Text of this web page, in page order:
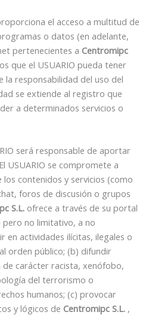
el acceso a multitud de
o datos (en adelante,
pertenecientes a Centromipc
que el USUARIO pueda tener
la responsabilidad del uso del
se extiende al registro que
a determinados servicios o
será responsable de aportar
USUARIO se compromete a
los contenidos y servicios (como
foros de discusión o grupos
S.L. ofrece a través de su portal
pero no limitativo, a no
en actividades ilícitas, ilegales o
orden público; (b) difundir
carácter racista, xenófobo,
del terrorismo o
humanos; (c) provocar
y lógicos de Centromipc S.L. ,